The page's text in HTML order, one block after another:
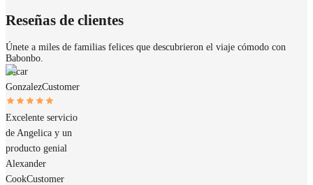
Reseñas de clientes
Únete a miles de familias felices que descubrieron el viaje cómodo con
Babonbo.
Oscar
GonzalezCustomer
Excelente servicio
de Angelica y un
producto genial
Alexander
CookCustomer